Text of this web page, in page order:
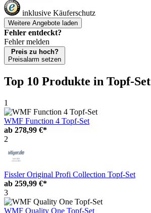
inklusive Käuferschutz
Weitere Angebote laden
Fehler entdeckt?
Fehler melden
Preis zu hoch?
Preisalarm setzen
Top 10 Produkte in Topf-Set
1
WMF Function 4 Topf-Set
ab 278,99 €*
2
Fissler Original Profi Collection Topf-Set
ab 259,99 €*
3
WMF Quality One Topf-Set